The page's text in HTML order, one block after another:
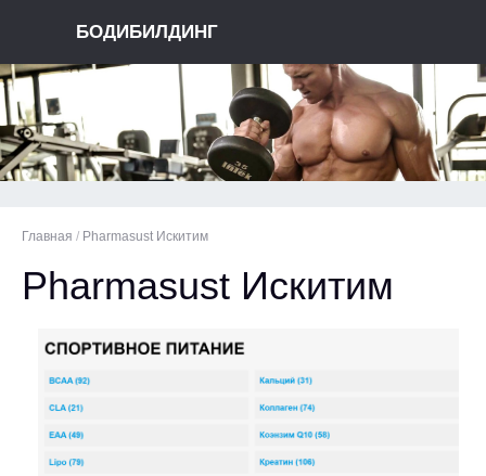
БОДИБИЛДИНГ
Главная / Pharmasust Искитим
Pharmasust Искитим